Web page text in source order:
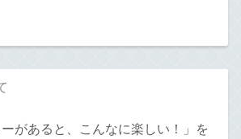
ーがあると、こんなに楽しい！」を